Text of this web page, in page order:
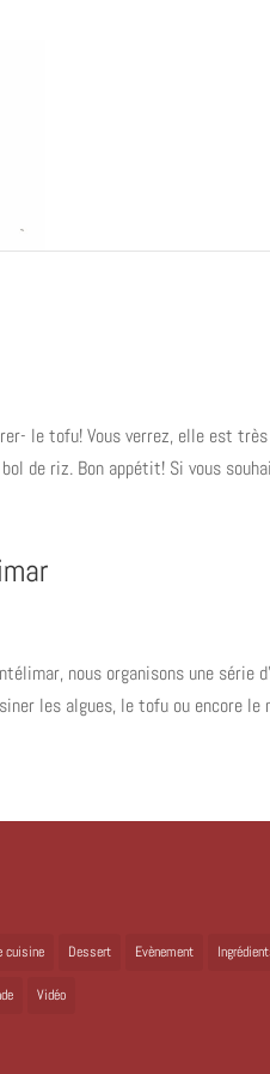
le tofu! Vous verrez, elle est
de riz. Bon appétit! Si vous
nous organisons une série
les algues, le tofu ou encore
cuisine Dessert Evènement
Vidéo